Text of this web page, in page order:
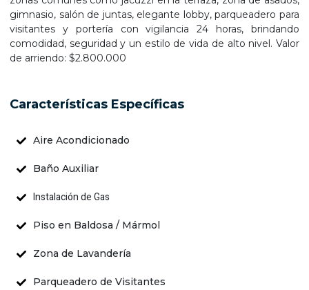
gimnasio, salón de juntas, elegante lobby, parqueadero para
visitantes y portería con vigilancia 24 horas, brindando
comodidad, seguridad y un estilo de vida de alto nivel. Valor
de arriendo: $2.800.000
Características Específicas
Aire Acondicionado
Baño Auxiliar
Instalación de Gas
Piso en Baldosa / Mármol
Zona de Lavandería
Parqueadero de Visitantes